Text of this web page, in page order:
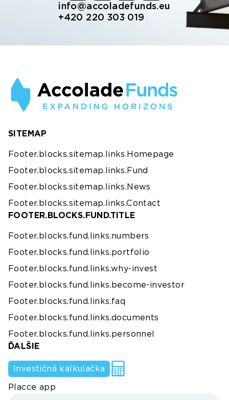
info@accoladefunds.eu
+420 220 303 019
SITEMAP
Footer.blocks.sitemap.links.Homepage
Footer.blocks.sitemap.links.Fund
Footer.blocks.sitemap.links.News
Footer.blocks.sitemap.links.Contact
FOOTER.BLOCKS.FUND.TITLE
Footer.blocks.fund.links.numbers
Footer.blocks.fund.links.portfolio
Footer.blocks.fund.links.why-invest
Footer.blocks.fund.links.become-investor
Footer.blocks.fund.links.faq
Footer.blocks.fund.links.documents
Footer.blocks.fund.links.personnel
ĎALŠIE
Investičná kalkulačka
Placce app